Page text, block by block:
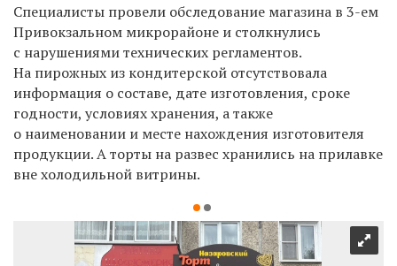
Специалисты провели обследование магазина в 3-ем
Привокзальном микрорайоне и столкнулись
с нарушениями технических регламентов.
На пирожных из кондитерской отсутствовала
информация о составе, дате изготовления, сроке
годности, условиях хранения, а также
о наименовании и месте нахождения изготовителя
продукции. А торты на развес хранились на прилавке
вне холодильной витрины.